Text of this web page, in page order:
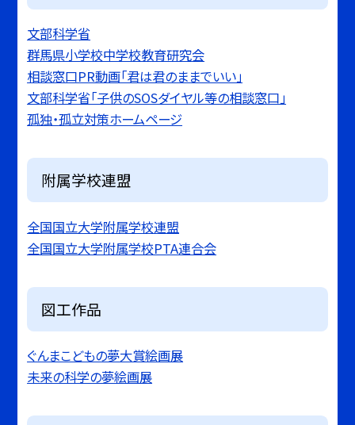
文部科学省
群馬県小学校中学校教育研究会
相談窓口PR動画「君は君のままでいい」
文部科学省「子供のSOSダイヤル等の相談窓口」
孤独・孤立対策ホームページ
附属学校連盟
全国国立大学附属学校連盟
全国国立大学附属学校PTA連合会
図工作品
ぐんまこどもの夢大賞絵画展
未来の科学の夢絵画展